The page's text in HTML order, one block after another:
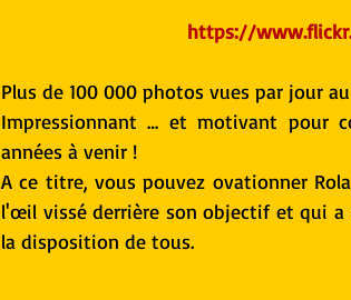
https://
Plus de 100 000 photos vues par jour
Impressionnant … et motivant pour
années à venir !
A ce titre, vous pouvez ovationner
l'œil vissé derrière son objectif et qui
la disposition de tous.